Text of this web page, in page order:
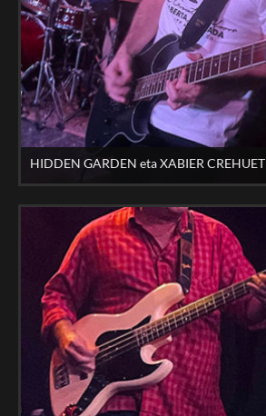
HIDDEN GARDEN eta XABIER CREHUET